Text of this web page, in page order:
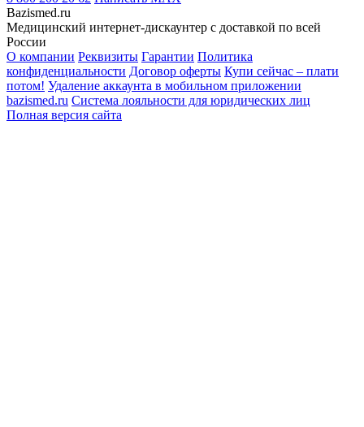
Bazismed.ru
Медицинский интернет-дискаунтер с доставкой по всей
России
О компании Реквизиты Гарантии Политика
конфиденциальности Договор оферты Купи сейчас – плати
потом! Удаление аккаунта в мобильном приложении
bazismed.ru Система лояльности для юридических лиц
Полная версия сайта